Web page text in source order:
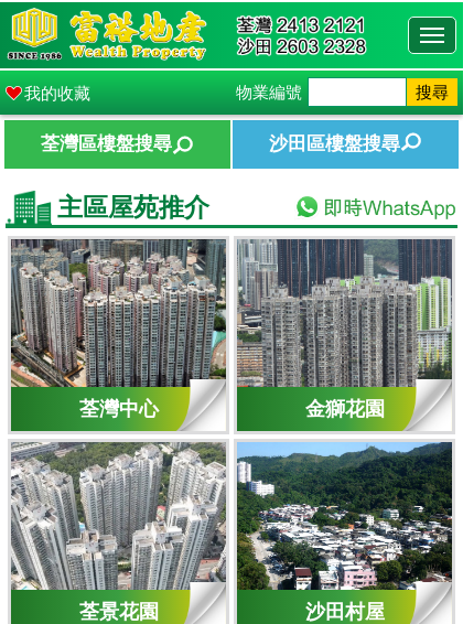
我的收藏 物業編號 搜尋
荃灣區樓盤搜尋 沙田區樓盤搜尋
主區屋苑推介
荃灣中心
荃景花園
金獅花園
沙田村屋